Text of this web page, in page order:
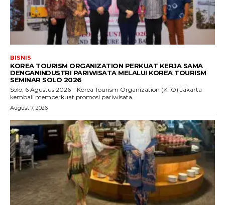
BISNIS
KOREA TOURISM ORGANIZATION PERKUAT KERJA SAMA
DENGANINDUSTRI PARIWISATA MELALUI KOREA TOURISM
SEMINAR SOLO 2026
Solo, 6 Agustus 2026 – Korea Tourism Organization (KTO) Jakarta
kembali memperkuat promosi pariwisata...
August 7, 2026